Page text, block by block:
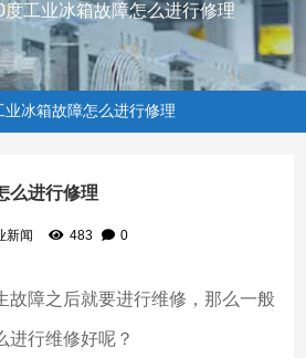
工业冰箱故障怎么进行修理
业冰箱故障怎么进行修理
么进行修理
新闻 483 0
故障之后就要进行维修，那么一般
进行维修好呢？